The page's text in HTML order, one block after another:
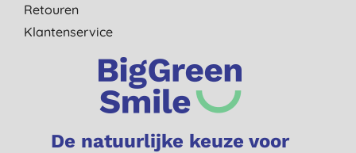
Retouren
Klantenservice
De natuurlijke keuze voor